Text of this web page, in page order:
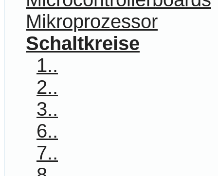
Mikroprozessor
Schaltkreise
1..
2..
3..
6..
7..